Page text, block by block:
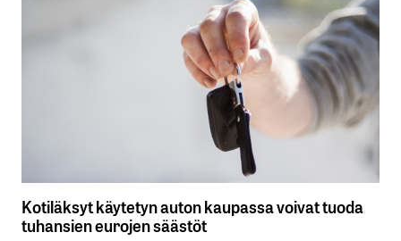
Kotiläksyt käytetyn auton kaupassa voivat tuoda
tuhansien eurojen säästöt